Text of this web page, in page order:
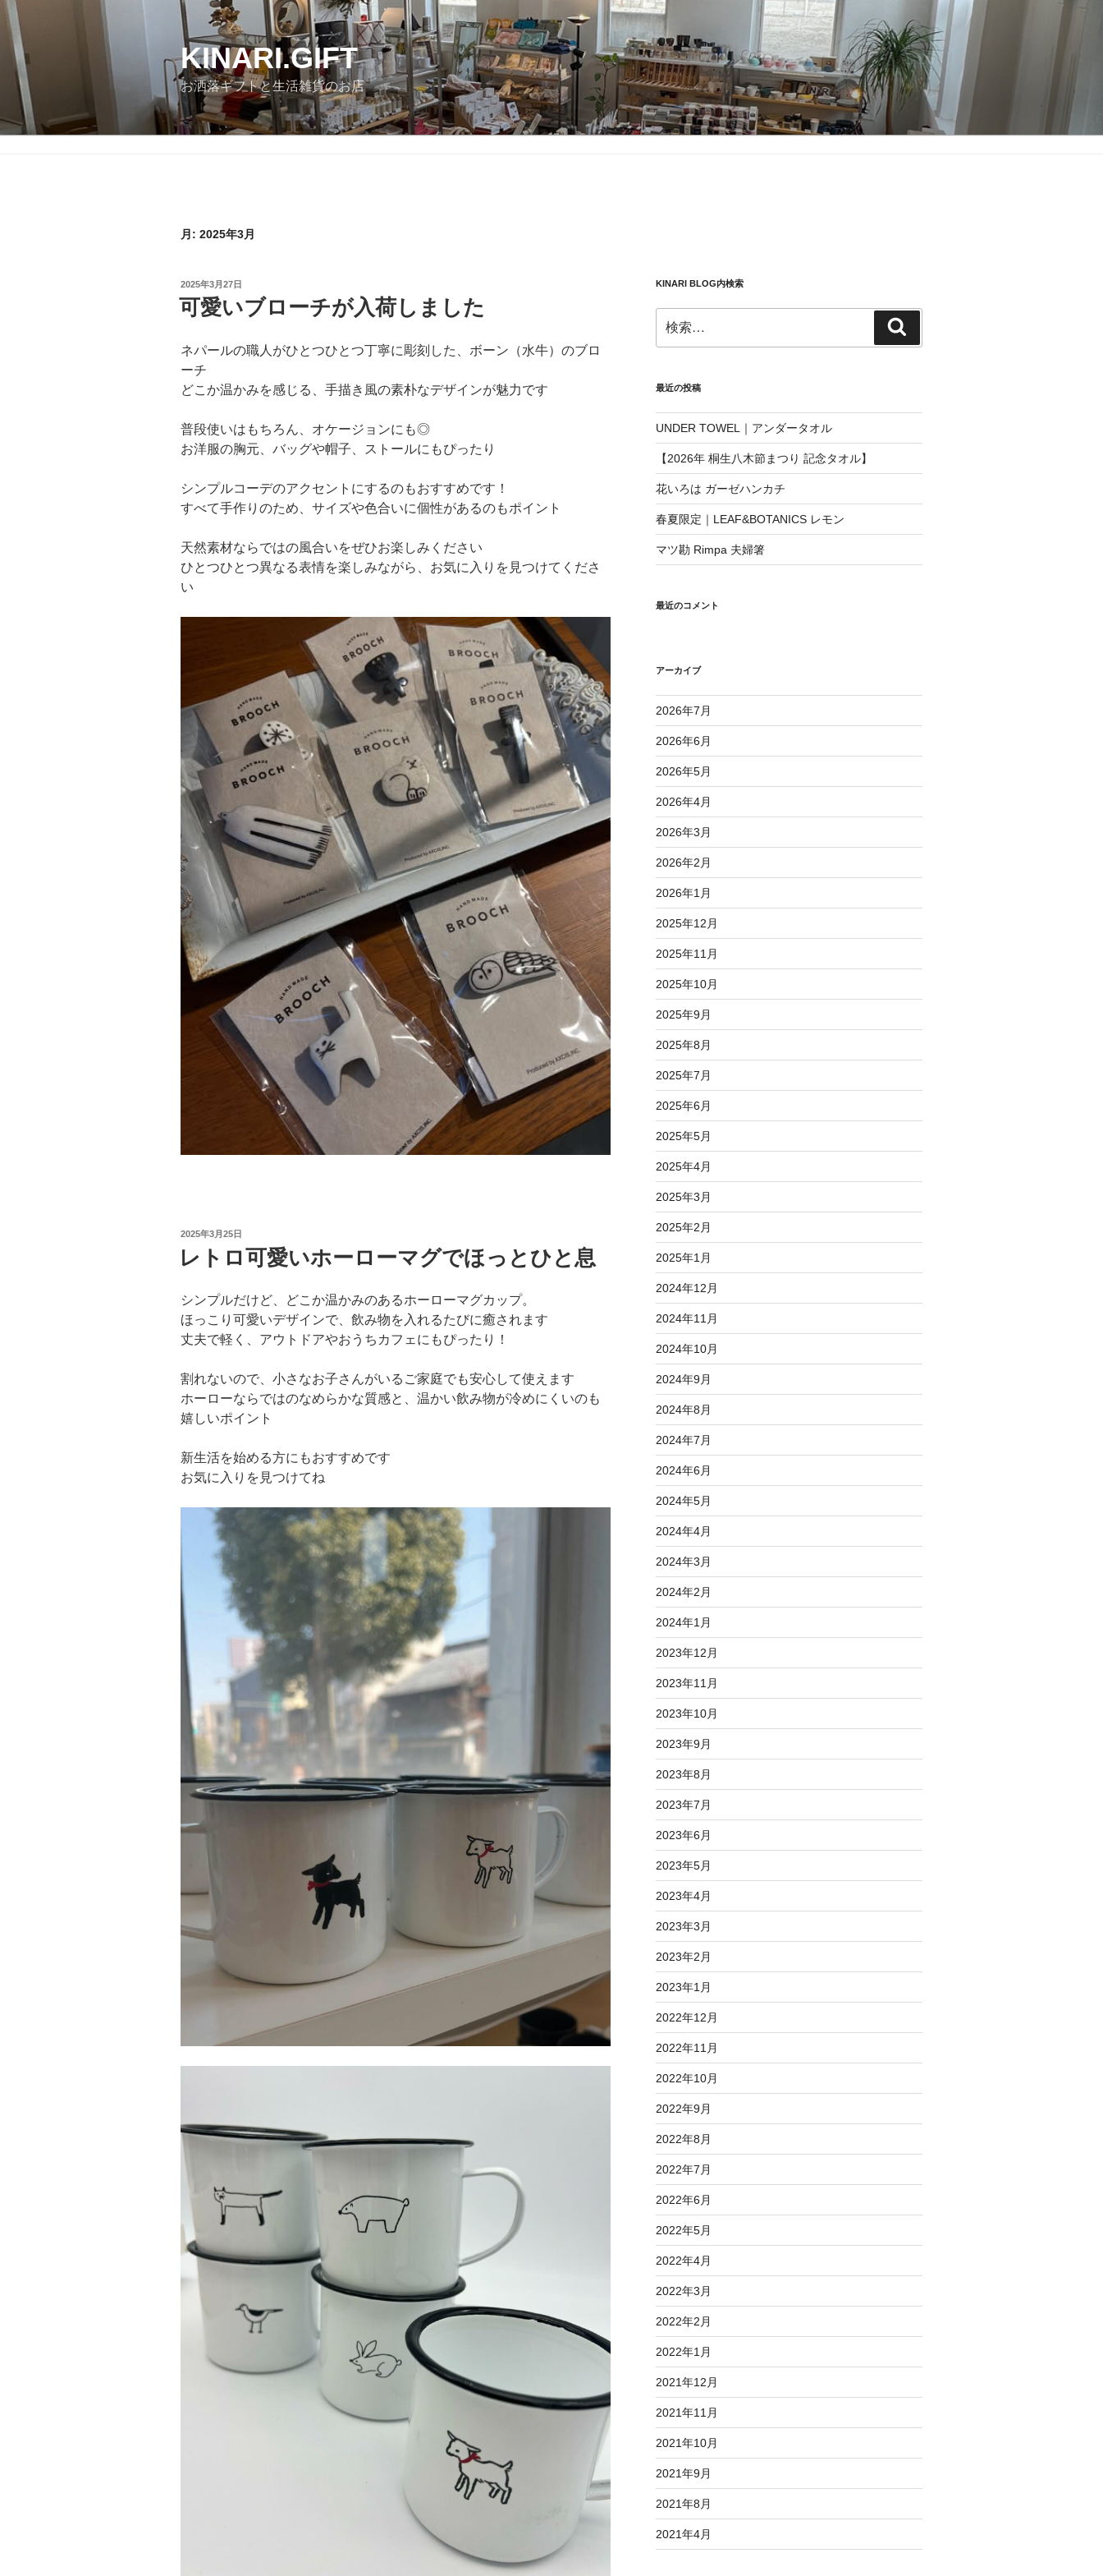
コ
ン
ス
KINARI.GIFT
お洒落ギフトと生活雑貨のお店
月: 2025年3月
投
稿
日:
2025年3月27日
可愛いブローチが入荷しました
ネパールの職人がひとつひとつ丁寧に彫刻した、ボーン（水牛）のブロ
ーチ
どこか温かみを感じる、手描き風の素朴なデザインが魅力です
普段使いはもちろん、オケージョンにも◎
お洋服の胸元、バッグや帽子、ストールにもぴったり
シンプルコーデのアクセントにするのもおすすめです！
すべて手作りのため、サイズや色合いに個性があるのもポイント
天然素材ならではの風合いをぜひお楽しみください
ひとつひとつ異なる表情を楽しみながら、お気に入りを見つけてくださ
い
投
日:
2025年3月25日
レトロ可愛いホーローマグでほっとひと息
シンプルだけど、どこか温かみのあるホーローマグカップ。
ほっこり可愛いデザインで、飲み物を入れるたびに癒されます
丈夫で軽く、アウトドアやおうちカフェにもぴったり！
割れないので、小さなお子さんがいるご家庭でも安心して使えます
ホーローならではのなめらかな質感と、温かい飲み物が冷めにくいのも
嬉しいポイント
新生活を始める方にもおすすめです
お気に入りを見つけてね
KINARI BLOG内検索
索:
索
最近の投稿
UNDER TOWEL｜アンダータオル
【2026年 桐生八木節まつり 記念タオル】
花いろは ガーゼハンカチ
春夏限定｜LEAF&BOTANICS レモン
マツ勘 Rimpa 夫婦箸
最近のコメント
アーカイブ
2026年7月
2026年6月
2026年5月
2026年4月
2026年3月
2026年2月
2026年1月
2025年12月
2025年11月
2025年10月
2025年9月
2025年8月
2025年7月
2025年6月
2025年5月
2025年4月
2025年3月
2025年2月
2025年1月
2024年12月
2024年11月
2024年10月
2024年9月
2024年8月
2024年7月
2024年6月
2024年5月
2024年4月
2024年3月
2024年2月
2024年1月
2023年12月
2023年11月
2023年10月
2023年9月
2023年8月
2023年7月
2023年6月
2023年5月
2023年4月
2023年3月
2023年2月
2023年1月
2022年12月
2022年11月
2022年10月
2022年9月
2022年8月
2022年7月
2022年6月
2022年5月
2022年4月
2022年3月
2022年2月
2022年1月
2021年12月
2021年11月
2021年10月
2021年9月
2021年8月
2021年4月